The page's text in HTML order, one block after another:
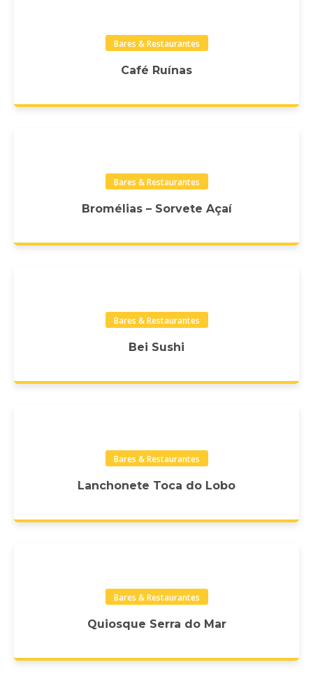
Bares & Restaurantes
Café Ruínas
Bares & Restaurantes
Bromélias – Sorvete Açaí
Bares & Restaurantes
Bei Sushi
Bares & Restaurantes
Lanchonete Toca do Lobo
Bares & Restaurantes
Quiosque Serra do Mar